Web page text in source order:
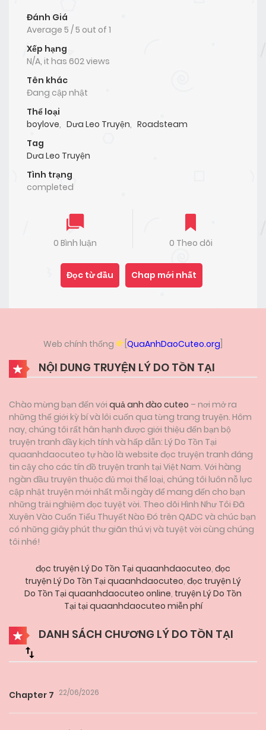
Đánh Giá
Average 5 /5 out of 1
Xếp hạng
N/A, it has 602 views
Tên khác
Đang cập nhật
Thể loại
boylove, Dưa Leo Truyện, Roadsteam
Tag
Dưa Leo Truyện
Tình trạng
completed
0 Bình luận 0 Theo dõi
Đọc từ đầu Chap mới nhất
Web chính thống [QuaAnhDaoCuteo.org
NỘI DUNG TRUYỆN LÝ DO TỒN TẠI
Chào mừng bạn đến với quả anh đào cuteo – nơi mở ra
những thế giới kỳ bí và lôi cuốn qua từng trang truyện. Hôm
nay, chúng tôi rất hân hạnh được giới thiệu đến bạn bộ
truyện tranh đầy kịch tính và hấp dẫn: Lý Do Tồn Tại
quaanhdaocuteo tự hào là website đọc truyện tranh đáng
tin cậy cho các tín đồ truyện tranh tại Việt Nam. Với hàng
ngàn đầu truyện thuộc đủ mọi thể loại, chúng tôi luôn nỗ lực
cập nhật truyện mới nhất mỗi ngày để mang đến cho bạn
những trải nghiệm đọc tuyệt vời. Theo dõi Hình Như Tôi Đã
Xuyên Vào Cuốn Tiểu Thuyết Nào Đó trên QADC và chúc bạn
có những giây phút thư giãn thú vị và tuyệt vời cùng chúng
tôi nhé!
đọc truyện Lý Do Tồn Tại quaanhdaocuteo, đọc
truyện Lý Do Tồn Tại quaanhdaocuteo, đọc truyện Lý
Do Tồn Tại quaanhdaocuteo online, truyện Lý Do Tồn
Tại tại quaanhdaocuteo miễn phí
DANH SÁCH CHƯƠNG LÝ DO TỒN TẠI
Chapter 7 22/06/2026